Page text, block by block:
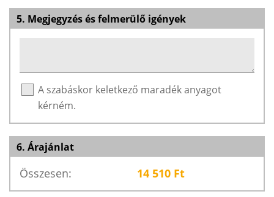
5. Megjegyzés és felmerülő igények
A szabáskor keletkező maradék anyagot
kérném.
6. Árajánlat
Összesen: 14 510 Ft